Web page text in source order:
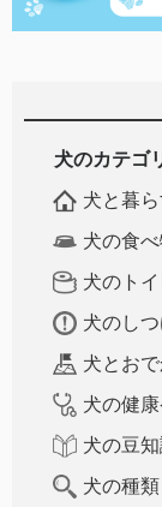
犬のカテゴ
犬と暮
犬の食
犬のトイ
犬のし
犬とお
犬の健
犬の豆
犬の種類